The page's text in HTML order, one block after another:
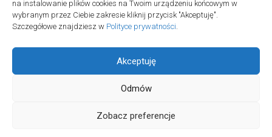
na instalowanie plików cookies na Twoim urządzeniu końcowym w
wybranym przez Ciebie zakresie kliknij przycisk "Akceptuję".
Szczegółowe znajdziesz w Polityce prywatności.
Akceptuję
Odmów
Zobacz preferencje
Społeczność Edukacyjna © 2026. All Rights Reserved.